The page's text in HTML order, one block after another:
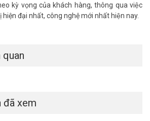
kỳ vọng của khách hàng, thông qua việc
đại nhất, công nghệ mới nhất hiện nay.
quan
đã xem